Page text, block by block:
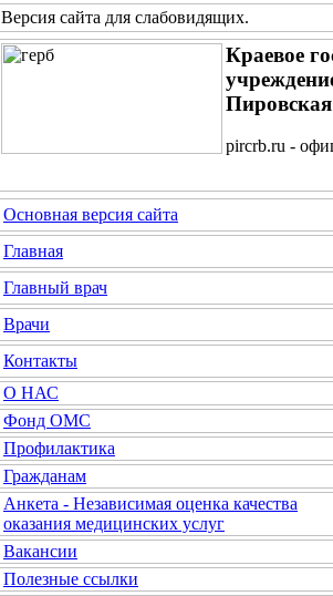
Версия сайта для слабовидящих.
Краевое
pircrb.ru -
Основная версия сайта
Главная
Главный врач
Врачи
Контакты
О НАС
Фонд ОМС
Профилактика
Гражданам
Анкета - Независимая оценка качества
оказания медицинских услуг
Вакансии
Полезные ссылки